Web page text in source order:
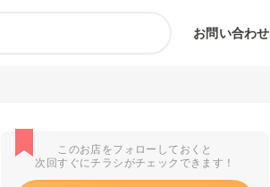
お問い合わせ
このお店をフォローしておくと
次回すぐにチラシがチェックできます！